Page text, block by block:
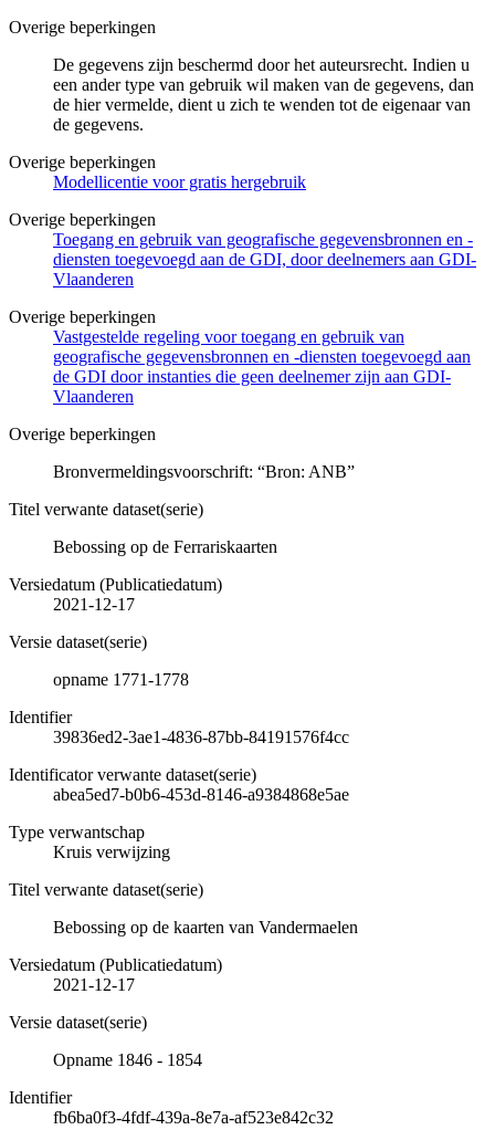
Overige beperkingen
De gegevens zijn beschermd door het auteursrecht. Indien u
een ander type van gebruik wil maken van de gegevens, dan
de hier vermelde, dient u zich te wenden tot de eigenaar van
de gegevens.
Overige beperkingen
Modellicentie voor gratis hergebruik
Overige beperkingen
Toegang en gebruik van geografische gegevensbronnen en -
diensten toegevoegd aan de GDI, door deelnemers aan GDI-
Vlaanderen
Overige beperkingen
Vastgestelde regeling voor toegang en gebruik van
geografische gegevensbronnen en -diensten toegevoegd aan
de GDI door instanties die geen deelnemer zijn aan GDI-
Vlaanderen
Overige beperkingen
Bronvermeldingsvoorschrift: “Bron: ANB”
Titel verwante dataset(serie)
Bebossing op de Ferrariskaarten
Versiedatum (Publicatiedatum)
2021-12-17
Versie dataset(serie)
opname 1771-1778
Identifier
39836ed2-3ae1-4836-87bb-84191576f4cc
Identificator verwante dataset(serie)
abea5ed7-b0b6-453d-8146-a9384868e5ae
Type verwantschap
Kruis verwijzing
Titel verwante dataset(serie)
Bebossing op de kaarten van Vandermaelen
Versiedatum (Publicatiedatum)
2021-12-17
Versie dataset(serie)
Opname 1846 - 1854
Identifier
fb6ba0f3-4fdf-439a-8e7a-af523e842c32